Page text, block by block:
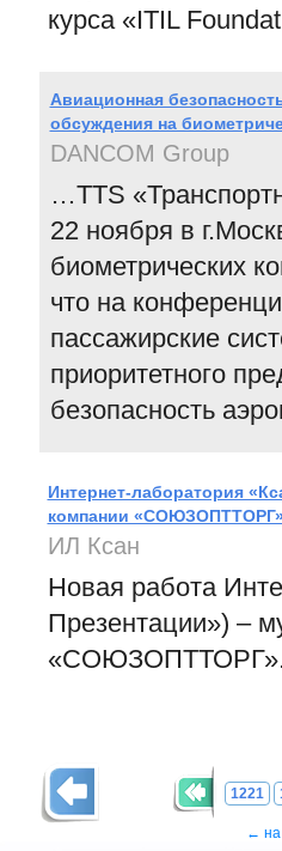
курса «ITIL
Авиационная
обсуждения на
DANCOM Group
…TTS
22 ноября в
биометрических
что на
пассажирские
приоритетного
безопасность
Интернет-лаборатория
компании
ИЛ Ксан
Новая работа
Презентации») –
1221
← на